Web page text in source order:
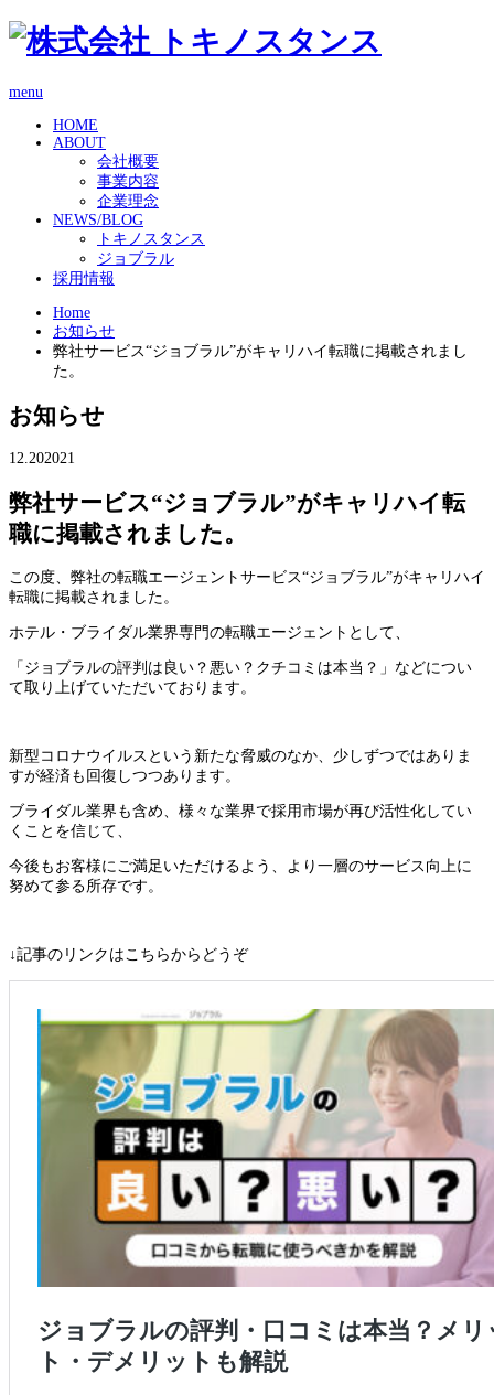
menu
HOME
ABOUT
会社概要
事業内容
企業理念
NEWS/BLOG
トキノスタンス
ジョブラル
採用情報
Home
お知らせ
弊社サービス“ジョブラル”がキャリハイ転職に掲載されまし
た。
お知らせ
12.202021
弊社サービス“ジョブラル”がキャリハイ転
職に掲載されました。
この度、弊社の転職エージェントサービス“ジョブラル”がキャリハイ
転職に掲載されました。
ホテル・ブライダル業界専門の転職エージェントとして、
「ジョブラルの評判は良い？悪い？クチコミは本当？」などについ
て取り上げていただいております。
新型コロナウイルスという新たな脅威のなか、少しずつではありま
すが経済も回復しつつあります。
ブライダル業界も含め、様々な業界で採用市場が再び活性化してい
くことを信じて、
今後もお客様にご満足いただけるよう、より一層のサービス向上に
努めて参る所存です。
↓記事のリンクはこちらからどうぞ